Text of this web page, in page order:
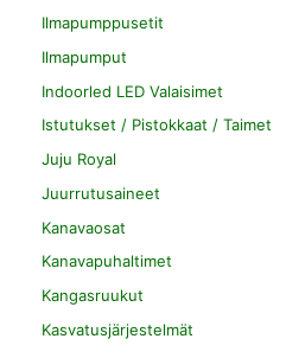
Ilmapumppusetit
Ilmapumput
Indoorled LED Valaisimet
Istutukset / Pistokkaat / Taimet
Juju Royal
Juurrutusaineet
Kanavaosat
Kanavapuhaltimet
Kangasruukut
Kasvatusjärjestelmät